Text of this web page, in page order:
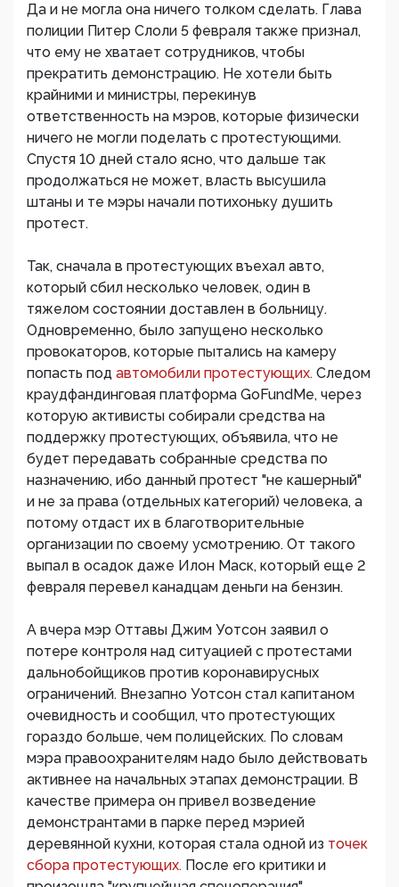
Да и не могла она ничего толком сделать. Глава
полиции Питер Слоли 5 февраля также признал,
что ему не хватает сотрудников, чтобы
прекратить демонстрацию. Не хотели быть
крайними и министры, перекинув
ответственность на мэров, которые физически
ничего не могли поделать с протестующими.
Спустя 10 дней стало ясно, что дальше так
продолжаться не может, власть высушила
штаны и те мэры начали потихоньку душить
протест.
Так, сначала в протестующих въехал авто,
который сбил несколько человек, один в
тяжелом состоянии доставлен в больницу.
Одновременно, было запущено несколько
провокаторов, которые пытались на камеру
попасть под автомобили протестующих. Следом
краудфандинговая платформа GoFundMe, через
которую активисты собирали средства на
поддержку протестующих, объявила, что не
будет передавать собранные средства по
назначению, ибо данный протест "не кашерный"
и не за права (отдельных категорий) человека, а
потому отдаст их в благотворительные
организации по своему усмотрению. От такого
выпал в осадок даже Илон Маск, который еще 2
февраля перевел канадцам деньги на бензин.
А вчера мэр Оттавы Джим Уотсон заявил о
потере контроля над ситуацией с протестами
дальнобойщиков против коронавирусных
ограничений. Внезапно Уотсон стал капитаном
очевидность и сообщил, что протестующих
гораздо больше, чем полицейских. По словам
мэра правоохранителям надо было действовать
активнее на начальных этапах демонстрации. В
качестве примера он привел возведение
демонстрантами в парке перед мэрией
деревянной кухни, которая стала одной из точек
сбора протестующих. После его критики и